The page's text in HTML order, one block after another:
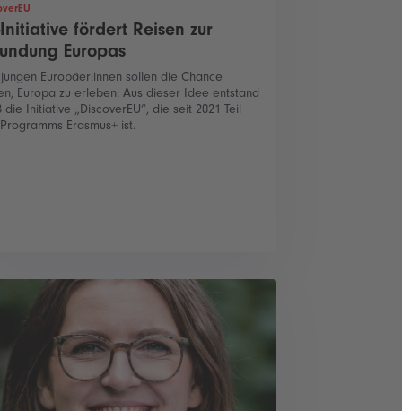
Initiative fördert Reisen zur
Europas
Europäer:innen sollen die Chance
Europa zu erleben: Aus dieser Idee entstand
die Initiative „DiscoverEU“, die seit 2021 Teil
Erasmus+ ist.